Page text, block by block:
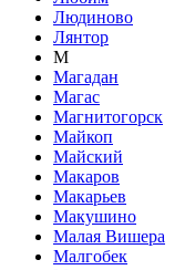
Людиново
Лянтор
М
Магадан
Магас
Магнитогорск
Майкоп
Майский
Макаров
Макарьев
Макушино
Малая Вишера
Малгобек